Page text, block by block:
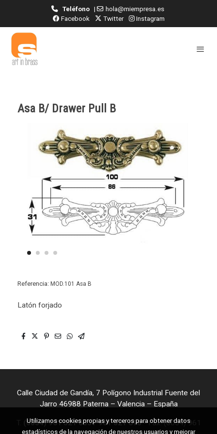
Teléfono|
hola@miempresa.es
Facebook
Twitter Instagram
Asa B/ Drawer Pull B
Referencia: MOD.101 Asa B
Latón forjado
Calle Ciudad de Gandía, 7 Polígono Industrial Fuente del
Jarro 46988 Paterna – Valencia – España
(0034) 961 321 653 /961 321 698- Fax. (0034) 961
Utilizamos cookies propias y terceros para obtener datos
estadísticos de la navegación de nuestros usuarios y mejorar